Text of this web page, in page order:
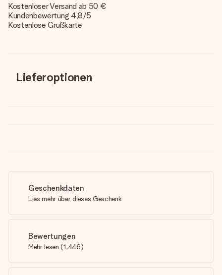
Kostenloser Versand ab 50 €
Kundenbewertung 4,8/5
Kostenlose Grußkarte
Lieferoptionen
Geschenkdaten
Lies mehr über dieses Geschenk
Bewertungen
Mehr lesen (1,446)